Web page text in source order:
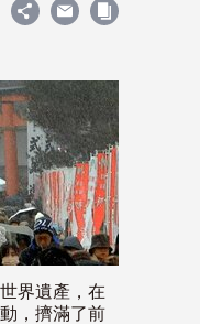
界遺產，在
，擠滿了前